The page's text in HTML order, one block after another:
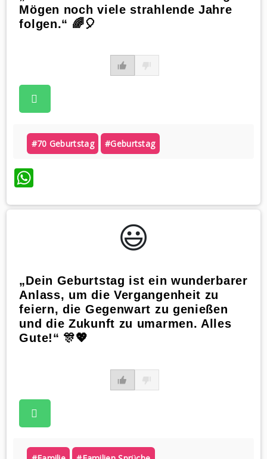
Mögen noch viele strahlende Jahre
folgen.“ 🌈🎈
#70 Geburtstag #geburtstag
WhatsApp
😃️
„Dein Geburtstag ist ein wunderbarer
Anlass, um die Vergangenheit zu
feiern, die Gegenwart zu genießen
und die Zukunft zu umarmen. Alles
Gute!“ 🎊💖